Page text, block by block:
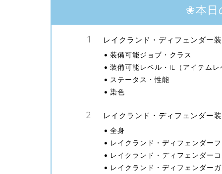
❀本日
レイクランド・ディフェンダー
装備可能ジョブ・クラス
装備可能レベル・IL（アイテムレ
ステータス・性能
染色
レイクランド・ディフェンダー
全身
レイクランド・ディフェンダー
レイクランド・ディフェンダー
レイクランド・ディフェンダー